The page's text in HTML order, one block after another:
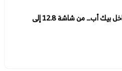
JMC فيجاس 2026: تجربة SUV داخل بيك أب… من شاشة 12.8 إلى